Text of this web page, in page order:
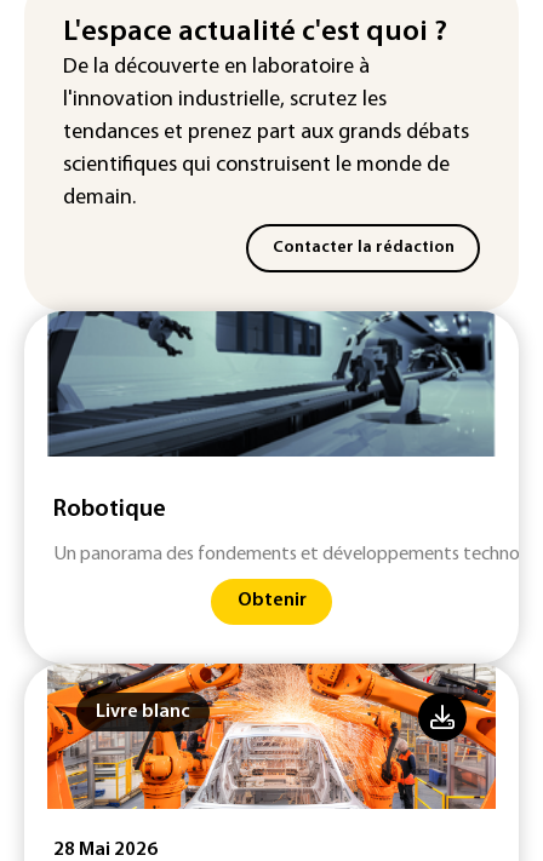
trimestre 2026, avec la hausse des prix
du pétrole
L'espace actualité c'est quoi ?
De la découverte en laboratoire à
l'innovation industrielle, scrutez les
tendances et prenez part aux grands débats
scientifiques qui construisent le monde de
demain.
Contacter la rédaction
Robotique
Un panorama des fondements et développements
Obtenir
Livre blanc
28 Mai 2026